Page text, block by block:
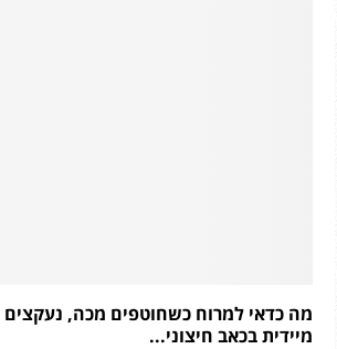
מה כדאי למרוח כשחוטפים מכה, נעקצים
מיידית בכאב חיצוני...